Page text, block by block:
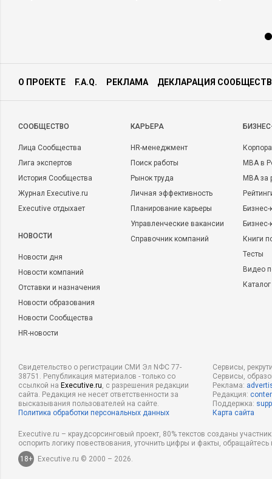
О ПРОЕКТЕ F.A.Q. РЕКЛАМА ДЕКЛАРАЦИЯ
CООБЩЕСТВО
Лица Сообщества
Лига экспертов
История Сообщества
Журнал Executive.ru
Executive отдыхает
НОВОСТИ
Новости дня
Новости компаний
Отставки и назначения
Новости образования
Новости Сообщества
HR-новости
КАРЬЕРА
HR-менеджмент
Поиск работы
Рынок труда
Личная эффективность
Планирование карьеры
Управленческие вакансии
Справочник компаний
MBA в
MBA
Бизнес-
Книги
Тесты
Видео
Свидетельство о регистрации СМИ Эл NФС 77-
38751. Републикация материалов - только со
ссылкой на Executive.ru, с разрешения редакции
сайта. Редакция не несет ответственности за
высказывания пользователей на сайте.
Политика обработки персональных данных
Сервисы,
Сервисы,
Реклама:
Редакция:
Поддержка:
Карта сайта
Executive.ru – краудсорсинговый проект, 80% текстов созданы
оспорить логику повествования, уточнить цифры и факты,
18+
Executive.ru © 2000 – 2026.